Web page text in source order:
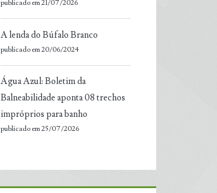
publicado em 21/07/2026
A lenda do Búfalo Branco
publicado em 20/06/2024
Água Azul: Boletim da
Balneabilidade aponta 08 trechos
impróprios para banho
publicado em 25/07/2026